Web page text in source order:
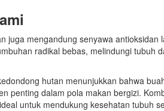
juga mengandung senyawa antioksidan
radikal bebas, melindungi tubuh
hutan menunjukkan bahwa
penting dalam pola makan bergizi.
untuk mendukung kesehatan tubuh